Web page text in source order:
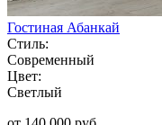
Гостиная Абанкай
Стиль:
Современный
Цвет:
Светлый